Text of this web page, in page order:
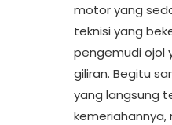
motor yang
teknisi yang
pengemudi ojol
giliran. Begitu
yang langsung
kemeriahannya,